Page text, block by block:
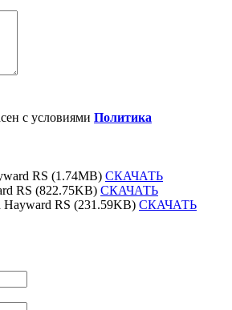
с условиями Политика
RS (1.74MB) СКАЧАТЬ
RS (822.75KB) СКАЧАТЬ
Hayward RS (231.59KB) СКАЧАТЬ